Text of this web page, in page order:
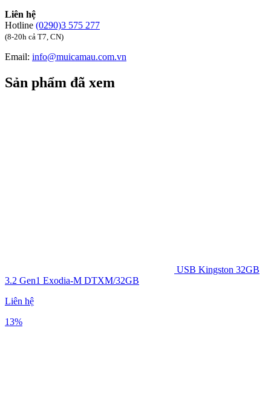
Liên hệ
Hotline (0290)3 575 277
(8-20h cả T7, CN)
Email: info@muicamau.com.vn
Sản phẩm đã xem
USB Kingston 32GB
3.2 Gen1 Exodia-M DTXM/32GB
Liên hệ
13%